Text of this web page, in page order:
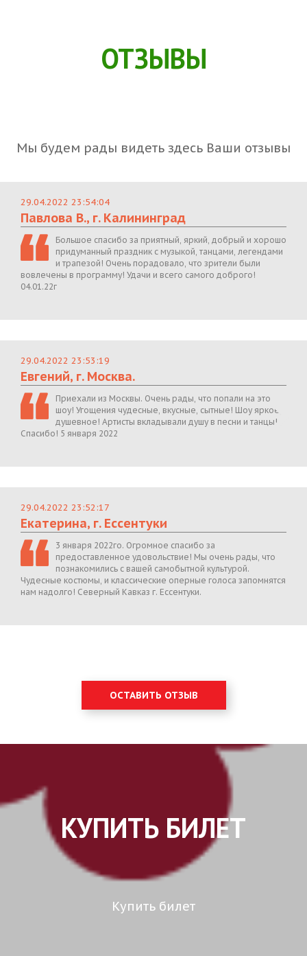
ОТЗЫВЫ
Мы будем рады видеть здесь Ваши отзывы
29.04.2022 23:54:04
Павлова В., г. Калининград
Большое спасибо за приятный, яркий, добрый и хорошо
придуманный праздник с музыкой, танцами, легендами
и трапезой! Очень порадовало, что зрители были
вовлечены в программу! Удачи и всего самого доброго!
04.01.22г
29.04.2022 23:53:19
Евгений, г. Москва.
Приехали из Москвы. Очень рады, что попали на это
шоу! Угощения чудесные, вкусные, сытные! Шоу яркое,
душевное! Артисты вкладывали душу в песни и танцы!
Спасибо! 5 января 2022
29.04.2022 23:52:17
Екатерина, г. Ессентуки
3 января 2022го. Огромное спасибо за
предоставленное удовольствие! Мы очень рады, что
познакомились с вашей самобытной культурой.
Чудесные костюмы, и классические оперные голоса запомнятся
нам надолго! Северный Кавказ г. Ессентуки.
ОСТАВИТЬ ОТЗЫВ
КУПИТЬ БИЛЕТ
Купить билет